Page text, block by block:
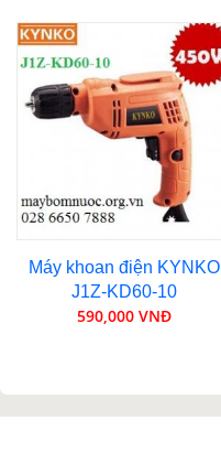
Máy khoan điện KYNKO
J1Z-KD60-10
590,000 VNĐ